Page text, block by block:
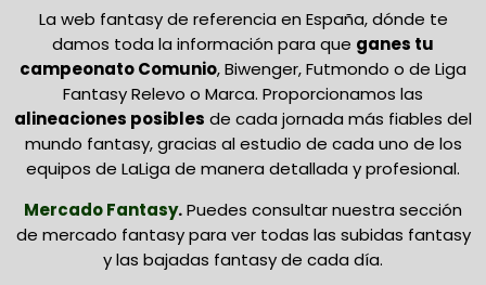
La web fantasy de referencia en España, dónde te
damos toda la información para que ganes tu
campeonato Comunio, Biwenger, Futmondo o de Liga
Fantasy Relevo o Marca. Proporcionamos las
alineaciones posibles de cada jornada más fiables del
mundo fantasy, gracias al estudio de cada uno de los
equipos de LaLiga de manera detallada y profesional.
Mercado Fantasy.Puedes consultar nuestra sección
de mercado fantasy para ver todas las subidas fantasy
y las bajadas fantasy de cada día.